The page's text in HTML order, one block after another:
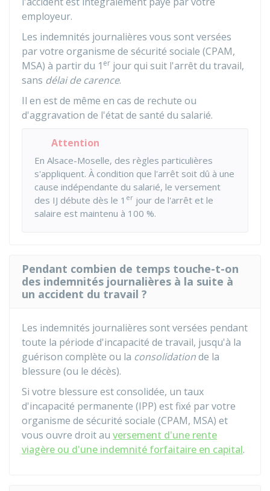
employeur.
Les indemnités journalières vous sont versées
par votre organisme de sécurité sociale (CPAM,
MSA) à partir du 1 er jour qui suit l'arrêt du travail,
sans délai de carence.
Il en est de même en cas de rechute ou
d'aggravation de l'état de santé du salarié.
Attention
En Alsace-Moselle, des règles particulières
s'appliquent. À condition que l'arrêt soit dû à une
cause indépendante du salarié, le versement
des IJ débute dès le 1 er jour de l'arrêt et le
salaire est maintenu à 100 %.
Pendant combien de temps touche-t-on
des indemnités journalières à la suite à
un accident du travail ?
Les indemnités journalières sont versées pendant
toute la période d'incapacité de travail, jusqu'à la
guérison complète ou la consolidationde la
blessure (ou le décès).
Si votre blessure est consolidée, un taux
d'incapacité permanente (IPP) est fixé par votre
organisme de sécurité sociale (CPAM, MSA) et
vous ouvre droit au versement d'une rente
viagère ou d'une indemnité forfaitaire en capital.